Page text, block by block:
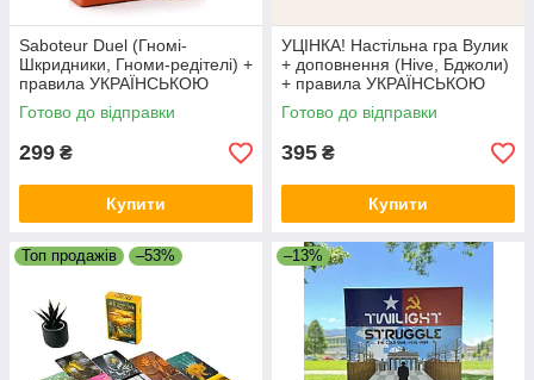
Saboteur Duel (Гномі-
Шкридники, Гноми-редітелі) +
правила УКРАЇНСЬКОЮ
Готово до відправки
299 ₴
Купити
УЦІНКА! Настільна гра Вулик
+ доповнення (Hive, Бджоли)
+ правила УКРАЇНСЬКОЮ
Готово до відправки
395 ₴
Купити
Топ продажів –53% –13%